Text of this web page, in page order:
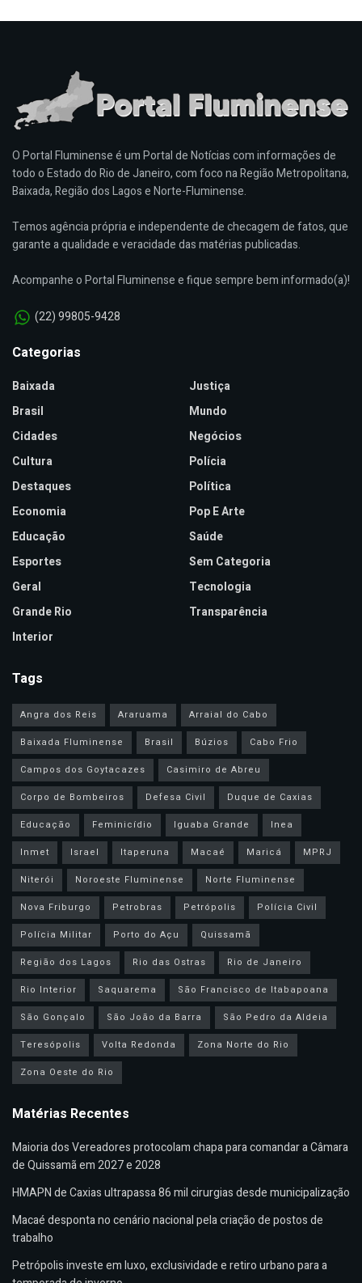
O Portal Fluminense é um Portal de Notícias com informações de
todo o Estado do Rio de Janeiro, com foco na Região Metropolitana,
Baixada, Região dos Lagos e Norte-Fluminense.
Temos agência própria e independente de checagem de fatos, que
garante a qualidade e veracidade das matérias publicadas.
Acompanhe o Portal Fluminense e fique sempre bem informado(a)!
(22) 99805-9428
Categorias
Baixada
Brasil
Cidades
Cultura
Destaques
Economia
Educação
Esportes
Geral
Grande Rio
Interior
Justiça
Mundo
Negócios
Polícia
Política
Pop E Arte
Saúde
Sem Categoria
Tecnologia
Transparência
Tags
Angra dos Reis Araruama
Arraial do Cabo
Baixada Fluminense
Brasil Búzios
Cabo Frio
Campos dos Goytacazes
Casimiro de Abreu
Corpo de Bombeiros
Defesa Civil
Duque de Caxias
Educação
Feminicídio Iguaba Grande
Inea
Inmet
Israel Itaperuna Macaé Maricá
MPRJ
Niterói
Noroeste Fluminense
Norte Fluminense
Nova Friburgo
Petrobras Petrópolis
Polícia Civil
Polícia Militar
Porto do Açu
Quissamã
Região dos Lagos
Rio das Ostras
Rio de Janeiro
Rio Interior
Saquarema
São Francisco de Itabapoana
São Gonçalo
São João da Barra
São Pedro da Aldeia
Teresópolis
Volta Redonda
Zona Norte do Rio
Zona Oeste do Rio
Matérias Recentes
Maioria dos Vereadores protocolam chapa para comandar a Câmara
de Quissamã em 2027 e 2028
HMAPN de Caxias ultrapassa 86 mil cirurgias desde municipalização
Macaé desponta no cenário nacional pela criação de postos de
trabalho
Petrópolis investe em luxo, exclusividade e retiro urbano para a